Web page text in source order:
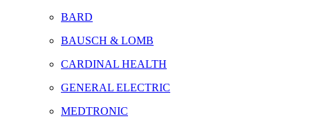
BARD
BAUSCH & LOMB
CARDINAL HEALTH
GENERAL ELECTRIC
MEDTRONIC